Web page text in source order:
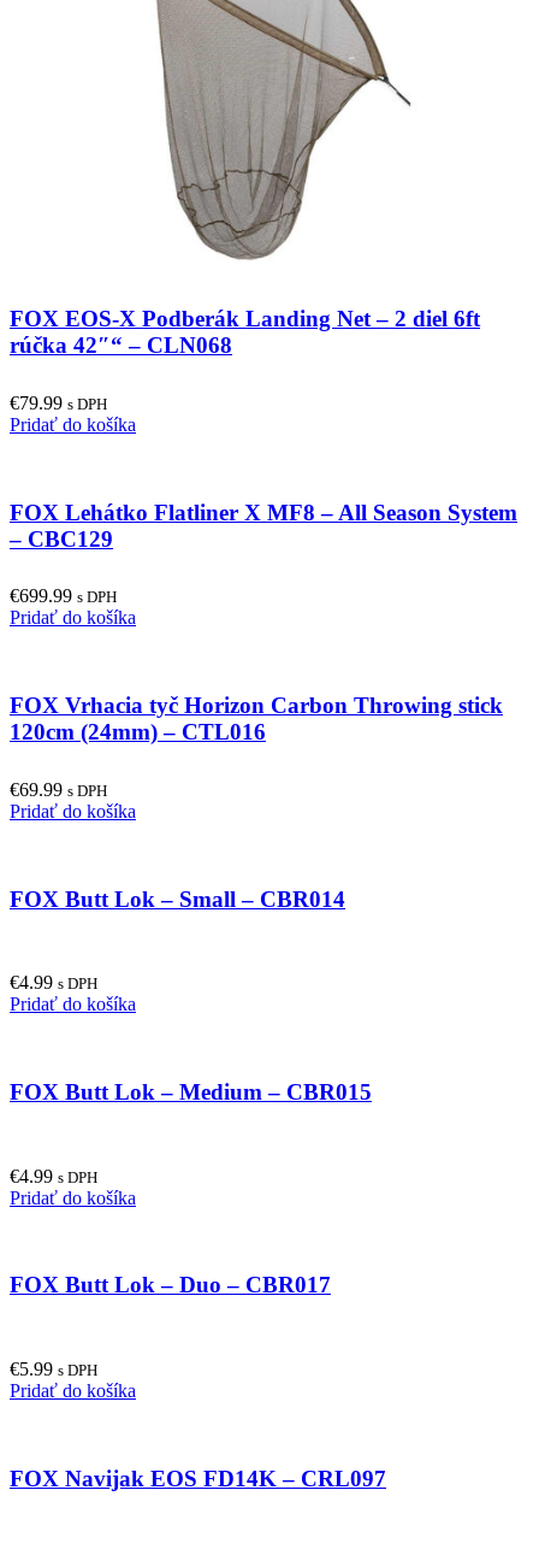
The
options
may
chosen
product
FOX EOS-X Podberák Landing Net – 2 diel 6ft
rúčka 42″“ – CLN068
€79.99 s DPH
Pridať do košíka
FOX Lehátko Flatliner X MF8 – All Season System
– CBC129
€699.99 s DPH
Pridať do košíka
FOX Vrhacia tyč Horizon Carbon Throwing stick
120cm (24mm) – CTL016
€69.99 s DPH
Pridať do košíka
FOX Butt Lok – Small – CBR014
€4.99 s DPH
Pridať do košíka
FOX Butt Lok – Medium – CBR015
€4.99 s DPH
Pridať do košíka
FOX Butt Lok – Duo – CBR017
€5.99 s DPH
Pridať do košíka
FOX Navijak EOS FD14K – CRL097